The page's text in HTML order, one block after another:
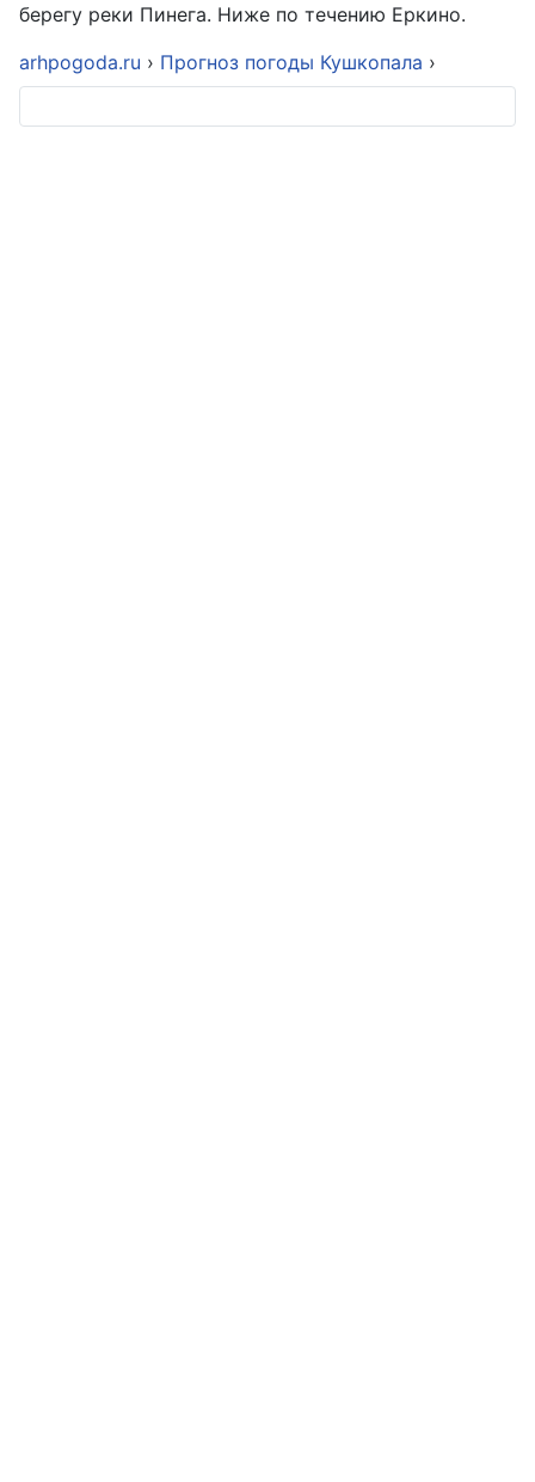
берегу реки Пинега. Ниже по течению Еркино.
arhpogoda.ru › Прогноз погоды Кушкопала ›